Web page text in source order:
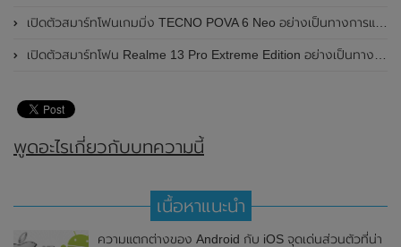
เปิดตัวสมาร์ทโฟนเกมมิ่ง TECNO POVA 6 Neo อย่างเป็นทางการแล้วในประเทศไทย ในราคา 8,499 บาท
เปิดตัวสมาร์ทโฟน Realme 13 Pro Extreme Edition อย่างเป็นทางการแล้วในประเทศจีน
พูดอะไรเกี่ยวกับบทความนี้
เนื้อหาแนะนำ
ความแตกต่างของ Android กับ iOS จุดเด่นส่วนตัวที่น่า